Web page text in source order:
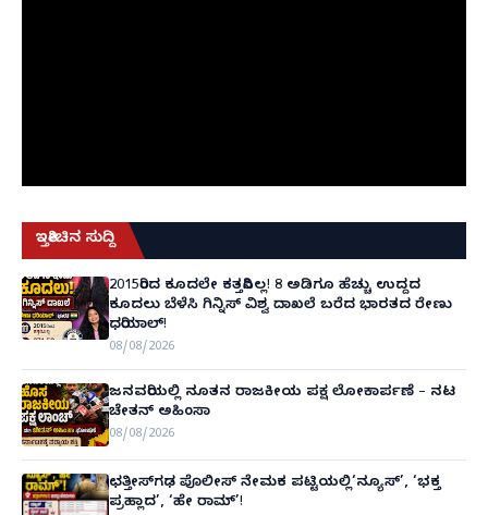
ಇತ್ತೀಚಿನ ಸುದ್ದಿ
2015ರಿಂದ ಕೂದಲೇ ಕತ್ತರಿಸಿಲ್ಲ! 8 ಅಡಿಗೂ ಹೆಚ್ಚು ಉದ್ದದ
ಕೂದಲು ಬೆಳೆಸಿ ಗಿನ್ನಿಸ್ ವಿಶ್ವ ದಾಖಲೆ ಬರೆದ ಭಾರತದ ರೇಣು
ಧರಿಯಾಲ್!
08/08/2026
ಜನವರಿಯಲ್ಲಿ ನೂತನ ರಾಜಕೀಯ ಪಕ್ಷ ಲೋಕಾರ್ಪಣೆ – ನಟ
ಚೇತನ್ ಅಹಿಂಸಾ
08/08/2026
ಛತ್ತೀಸ್‌ಗಢ ಪೊಲೀಸ್ ನೇಮಕ ಪಟ್ಟಿಯಲ್ಲಿ‘ನ್ಯೂಸ್’, ‘ಭಕ್ತ
ಪ್ರಹ್ಲಾದ’, ‘ಹೇ ರಾಮ್’!